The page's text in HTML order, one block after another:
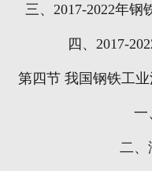
三、 2017-2022年钢
四、 2017-
第四节 我国钢铁工
一
二